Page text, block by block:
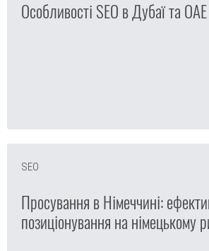
Особливості SEO в Дубаї та ОАЕ
SEO
Просування в Німеччині:
позиціонування на німецькому